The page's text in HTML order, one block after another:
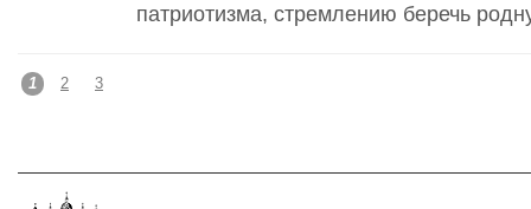
патриотизма, стремлению беречь
1 2 3